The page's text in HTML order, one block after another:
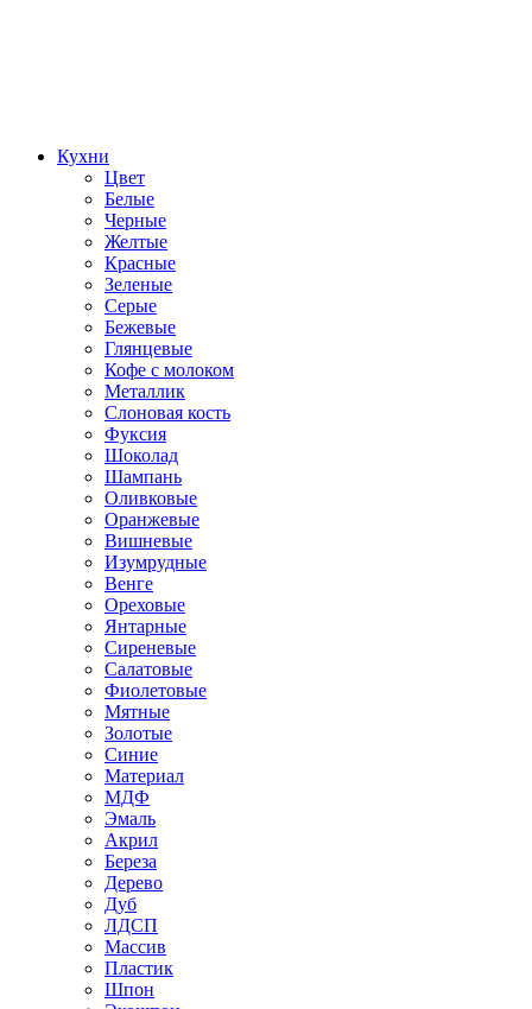
Кухни
Цвет
Белые
Черные
Желтые
Красные
Зеленые
Серые
Бежевые
Глянцевые
Кофе с молоком
Металлик
Слоновая кость
Фуксия
Шоколад
Шампань
Оливковые
Оранжевые
Вишневые
Изумрудные
Венге
Ореховые
Янтарные
Сиреневые
Салатовые
Фиолетовые
Мятные
Золотые
Синие
Материал
МДФ
Эмаль
Акрил
Береза
Дерево
Дуб
ЛДСП
Массив
Пластик
Шпон